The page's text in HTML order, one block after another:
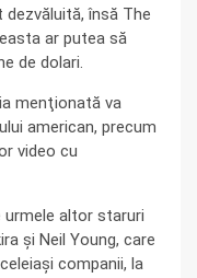
însă The
ar putea să
de dolari.
menţionată va
american, precum
video cu
altor staruri
şi Neil Young, care
companii, la